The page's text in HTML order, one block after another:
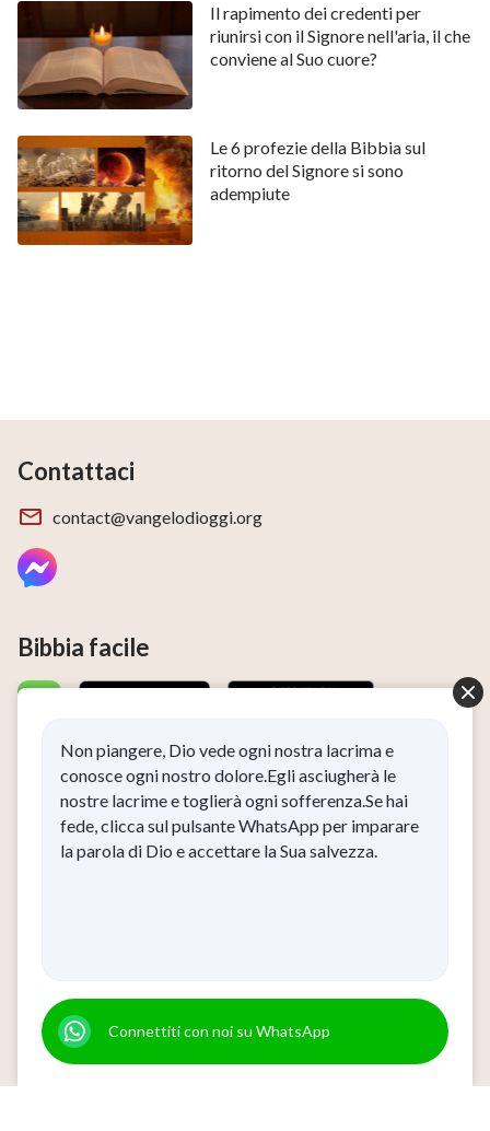
Il rapimento dei credenti per
riunirsi con il Signore nell'aria, il che
conviene al Suo cuore?
Le 6 profezie della Bibbia sul
ritorno del Signore si sono
adempiute
Contattaci
contact@vangelodioggi.org
Bibbia facile
Il Regno di Dio è disceso
Il Regno di Dio è disceso nel mondo! Desideri accedere al
Regno di Dio?
Chi siamo Informativa sulla privacy |
Informativa sui cookie
Non piangere, Dio vede ogni nostra lacrima e
conosce ogni nostro dolore.Egli asciugherà le
nostre lacrime e toglierà ogni sofferenza.Se hai
fede, clicca sul pulsante WhatsApp per imparare
la parola di Dio e accettare la Sua salvezza.
Connettiti con noi su WhatsApp